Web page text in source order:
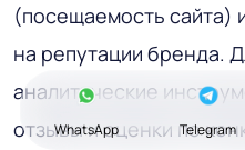
(посещаемость сайта)
на репутации бренда.
аналитические
отзывы и оценки по
WhatsApp Telegram